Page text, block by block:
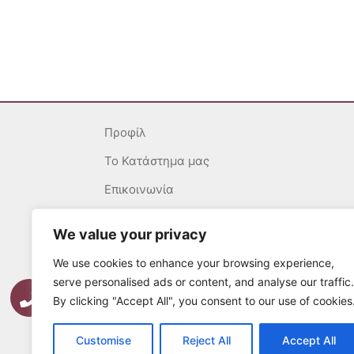
We value your privacy
We use cookies to enhance your browsing experience,
serve personalised ads or content, and analyse our traffic.
By clicking "Accept All", you consent to our use of cookies.
Customise Reject All Accept All
Προφίλ
To Κατάστημα μας
Επικοινωνία
Ασφάλεια Συναλλαγών
Πολιτική επιστροφών
Τρόποι Πληρωμής